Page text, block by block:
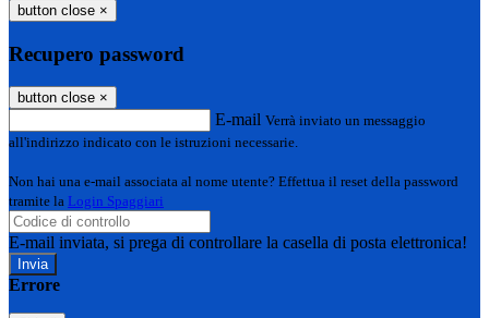
button close ×
Recupero password
button close ×
E-mail Verrà inviato un messaggio
all'indirizzo indicato con le istruzioni necessarie.
Non hai una e-mail associata al nome utente? Effettua il reset della password
tramite la Login Spaggiari
E-mail inviata, si prega di controllare la casella di posta elettronica!
Errore